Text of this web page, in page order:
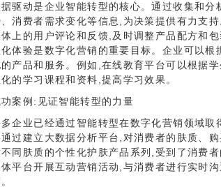
驱动是企业智能转型的核心。通过收集和
消费者需求变化等信息,为决策提供有力支
上的用户评论和反馈,及时调整产品配方和
体验是数字化营销的重要目标。企业可以根
产品和服务。例如,在线教育平台可以根据
的学习课程和资料,提高学习效果。
功案例:见证智能转型的力量
企业已经通过智能转型在数字化营销领域
通过建立大数据分析平台,对消费者的肤质、
不同肤质的个性化护肤产品系列,受到了消费
平台开展互动营销活动,与消费者进行实时